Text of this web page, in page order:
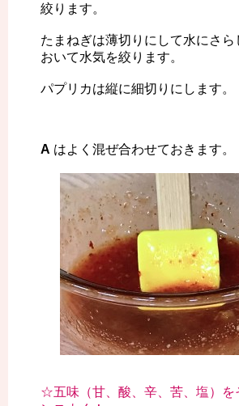
絞ります。
たまねぎは薄切りにして水にさ
おいて水気を絞ります。
パプリカは縦に細切りにします。
A はよく混ぜ合わせておきます。
☆五味（甘、酸、辛、苦、塩）を